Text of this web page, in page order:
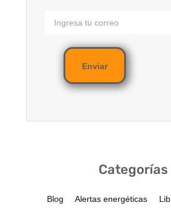
Enviar
Categorías
Blog Alertas energéticas